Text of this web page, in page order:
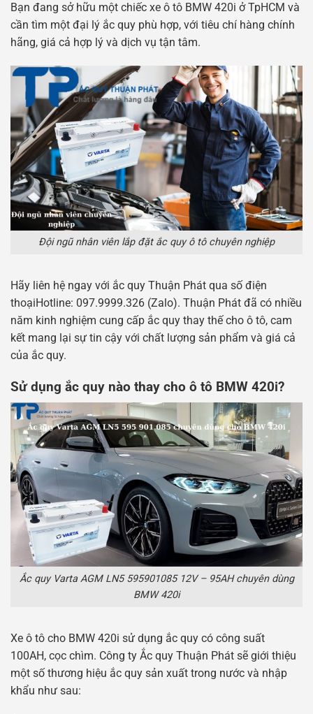
Bạn đang sở hữu một chiếc xe ô tô BMW 420i ở TpHCM và
cần tìm một đại lý ắc quy phù hợp, với tiêu chí hàng chính
hãng, giá cả hợp lý và dịch vụ tận tâm.
Đội ngũ nhân viên lắp đặt ắc quy ô tô chuyên nghiệp
Hãy liên hệ ngay với ắc quy Thuận Phát qua số điện
thoạiHotline: 097.9999.326 (Zalo). Thuận Phát đã có nhiều
năm kinh nghiệm cung cấp ắc quy thay thế cho ô tô, cam
kết mang lại sự tin cậy với chất lượng sản phẩm và giá cả
của ắc quy.
Sử dụng ắc quy nào thay cho ô tô BMW 420i?
Ắc quy Varta AGM LN5 595901085 12V – 95AH chuyên dùng
BMW 420i
Xe ô tô cho BMW 420i sử dụng ắc quy có công suất
100AH, cọc chìm. Công ty Ắc quy Thuận Phát sẽ giới thiệu
một số thương hiệu ắc quy sản xuất trong nước và nhập
khẩu như sau: